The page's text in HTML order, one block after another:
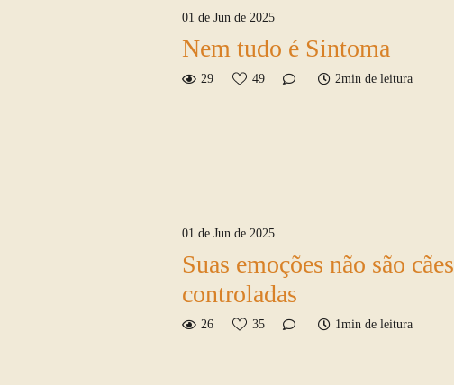
01 de Jun de 2025
Nem tudo é Sintoma
29 49 2min de leitura
01 de Jun de 2025
Suas emoções não são
controladas
26 35 1min de leitura